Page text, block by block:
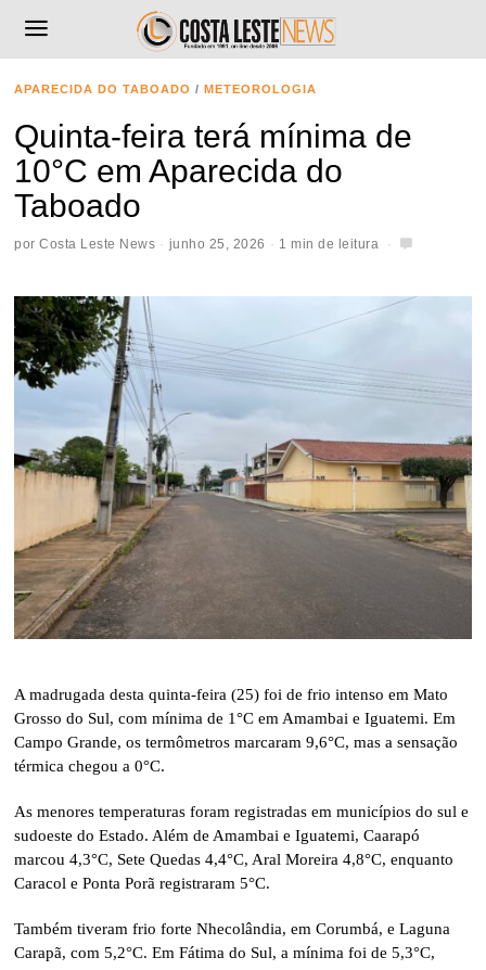
APARECIDA DO TABOADO / METEOROLOGIA
Quinta-feira terá mínima de
10°C em Aparecida do
Taboado
porCosta Leste News junho 25, 2026 1 min de leitura
A madrugada desta quinta-feira (25) foi de frio intenso em Mato
Grosso do Sul, com mínima de 1°C em Amambai e Iguatemi. Em
Campo Grande, os termômetros marcaram 9,6°C, mas a sensação
térmica chegou a 0°C.
As menores temperaturas foram registradas em municípios do sul e
sudoeste do Estado. Além de Amambai e Iguatemi, Caarapó
marcou 4,3°C, Sete Quedas 4,4°C, Aral Moreira 4,8°C, enquanto
Caracol e Ponta Porã registraram 5°C.
Também tiveram frio forte Nhecolândia, em Corumbá, e Laguna
Carapã, com 5,2°C. Em Fátima do Sul, a mínima foi de 5,3°C,